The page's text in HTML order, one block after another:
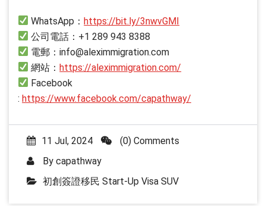
WhatsApp：https://bit.ly/3nwvGMI
公司電話：+1 289 943 8388
電郵：info@aleximmigration.com
網站：https://aleximmigration.com/
Facebook
: https://www.facebook.com/capathway/
11 Jul, 2024
(0) Comments
By capathway
初創簽證移民 Start-Up Visa SUV